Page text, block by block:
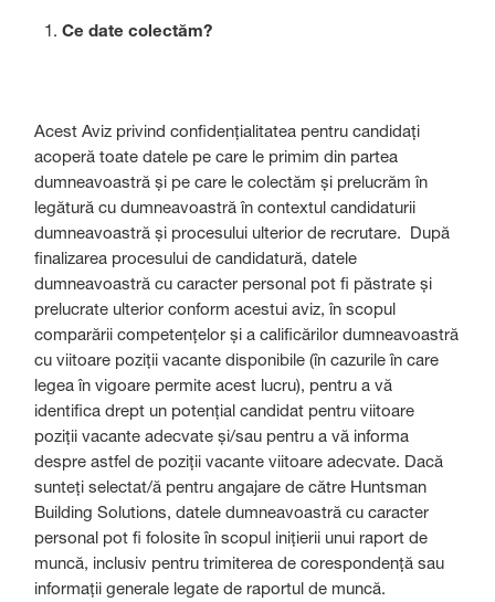
Ce date colectăm?
Acest Aviz privind confidențialitatea pentru candidați
acoperă toate datele pe care le primim din partea
dumneavoastră și pe care le colectăm și prelucrăm în
legătură cu dumneavoastră în contextul candidaturii
dumneavoastră și procesului ulterior de recrutare. După
finalizarea procesului de candidatură, datele
dumneavoastră cu caracter personal pot fi păstrate și
prelucrate ulterior conform acestui aviz, în scopul
comparării competențelor și a calificărilor dumneavoastră
cu viitoare poziții vacante disponibile (în cazurile în care
legea în vigoare permite acest lucru), pentru a vă
identifica drept un potențial candidat pentru viitoare
poziții vacante adecvate și/sau pentru a vă informa
despre astfel de poziții vacante viitoare adecvate. Dacă
sunteți selectat/ă pentru angajare de către Huntsman
Building Solutions, datele dumneavoastră cu caracter
personal pot fi folosite în scopul inițierii unui raport de
muncă, inclusiv pentru trimiterea de corespondență sau
informații generale legate de raportul de muncă.